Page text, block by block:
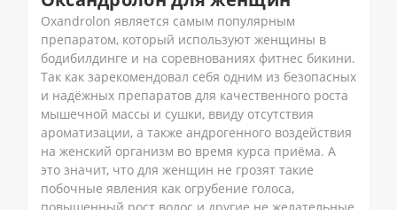
Oxandrolon является самым популярным
препаратом, который используют женщины в
бодибилдинге и на соревнованиях фитнес бикини.
Так как зарекомендовал себя одним из безопасных
и надёжных препаратов для качественного роста
мышечной массы и сушки, ввиду отсутствия
ароматизации, а также андрогенного воздействия
на женский организм во время курса приёма. А
это значит, что для женщин не грозят такие
побочные явления как огрубение голоса,